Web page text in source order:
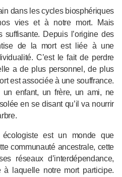
dans les cycles biosphériques
vies et à notre mort. Mais
suffisante. Depuis l’origine des
de la mort est liée à une
C’est le fait de perdre
a de plus personnel, de plus
est associée à une souffrance.
enfant, un frère, un ami, ne
en se disant qu’il va nourrir
est un monde que
communauté ancestrale, cette
réseaux d’interdépendance,
à laquelle notre mort participe.